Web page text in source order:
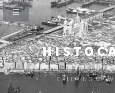
SI CEUX-CI SE TAISENT,
CATCHING UP